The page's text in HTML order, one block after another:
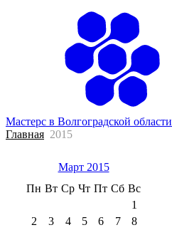
Мастерс в Волгоградской области
Главная 2015
Март 2015
Пн Вт Ср Чт Пт Сб Вс
1
2
3 4 5 6 7
8